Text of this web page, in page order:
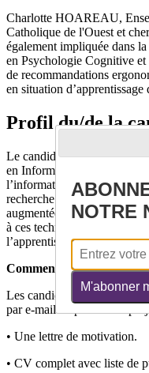
Charlotte HOAREAU,
Catholique de l'Ouest et
également impliquée dans
en Psychologie Cognitive et
de recommandations
en situation d’apprentissage
Profil du/de la
Le candidat ou la candidate
en Informatique ou en
l’informatique 3D. Il/elle
recherche liée à la
augmentée ainsi qu’une
à ces technologies. Toute
l’apprentissage via des
Comment Postuler
Les candidats doivent
par e-mail au porteur du
• Une lettre de motivation.
• CV complet avec liste de
NOTRE
M'abonner